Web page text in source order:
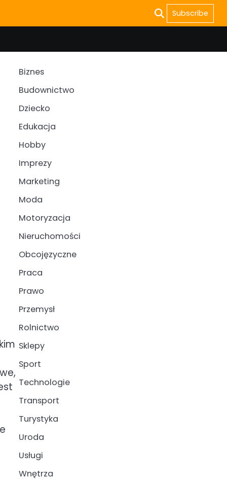
Subscribe
Biznes
Budownictwo
Dziecko
Edukacja
Hobby
Imprezy
Marketing
Moda
Motoryzacja
Nieruchomości
Obcojęzyczne
Praca
Prawo
Przemysł
Rolnictwo
Sklepy
Sport
Technologie
Transport
Turystyka
Uroda
Usługi
Wnętrza